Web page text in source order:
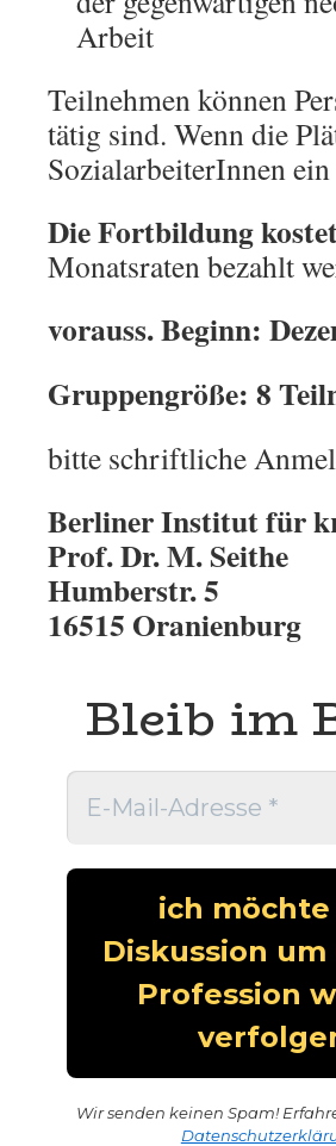
Arbeit
Teilnehmen können
tätig sind. Wenn die
SozialarbeiterInnen
Die Fortbildung
Monatsraten bezahlt
vorauss. Beginn:
Gruppengröße: 8
bitte schriftliche
Berliner Institut für
Prof. Dr. M. Seithe
Humberstr. 5
16515 Oranienburg
Bleib im
Wir senden keinen Spam!